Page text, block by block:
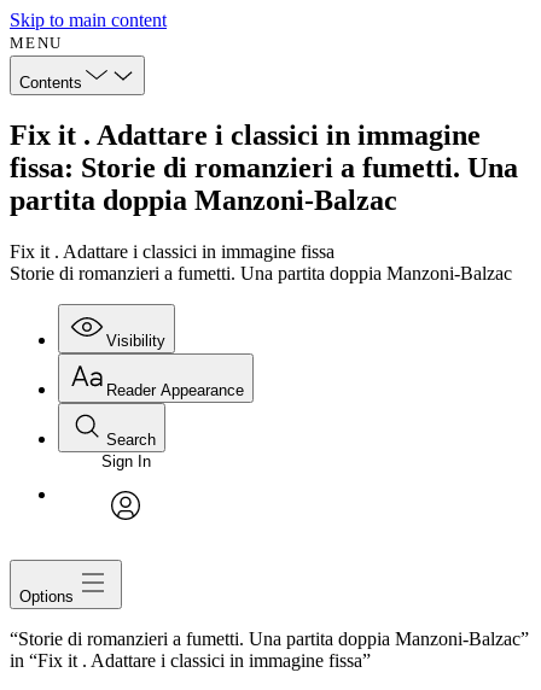
Skip to main content
MENU
Contents
Fix it . Adattare i classici in immagine
fissa: Storie di romanzieri a fumetti. Una
partita doppia Manzoni-Balzac
Fix it . Adattare i classici in immagine fissa
Storie di romanzieri a fumetti. Una partita doppia Manzoni-Balzac
Visibility
Reader Appearance
Search
Sign In
Options
“Storie di romanzieri a fumetti. Una partita doppia Manzoni-Balzac”
in “Fix it . Adattare i classici in immagine fissa”